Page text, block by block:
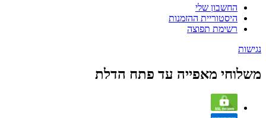
החשבון שלי
היסטוריית ההזמנות
רשימת תפוצה
נגישות
משלוחי מאפייה עד פתח הדלת